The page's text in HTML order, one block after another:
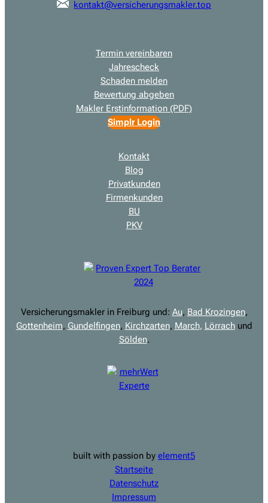
kontakt@versicherungsmakler.top
Termin vereinbaren
Jahrescheck
Schaden melden
Bewertung abgeben
Makler Erstinformation (PDF)
Simplr Login
Kontakt
Blog
Privatkunden
Firmenkunden
BU
PKV
Versicherungsmakler in Freiburg und: Au, Bad Krozingen,
Gottenheim, Gundelfingen, Kirchzarten, March, Lörrachund
Sölden.
built with passion by element5
Startseite
Datenschutz
Impressum